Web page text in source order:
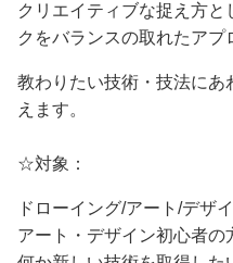
クリエイティブな捉え方
クをバランスの取れたアプ
教わりたい技術・技法に
えます。
☆対象：
ドローイング/アート/デザ
アート・デザイン初心者の